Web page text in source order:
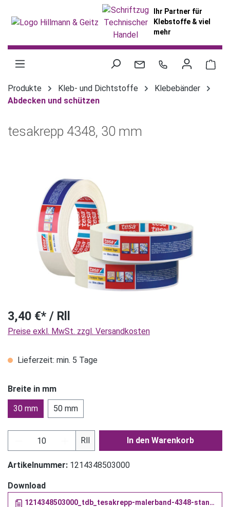
Ihr Partner für
Klebstoffe & viel
mehr
Produkte Kleb- und Dichtstoffe
Klebebänder
Abdecken und schützen
tesakrepp 4348, 30 mm
Bildergalerie überspringen
3,40 €* / Rll
Preise exkl. MwSt. zzgl. Versandkosten
Lieferzeit: min. 5 Tage
Breite in mm
30 mm
50 mm
Produkt Anzahl: Gib den gewünschten Wert
Rll In den Warenkorb
Artikelnummer: 1214348503000
Download
1214348503000_tdb_tesakrepp-malerband-4348-standard (PDF)